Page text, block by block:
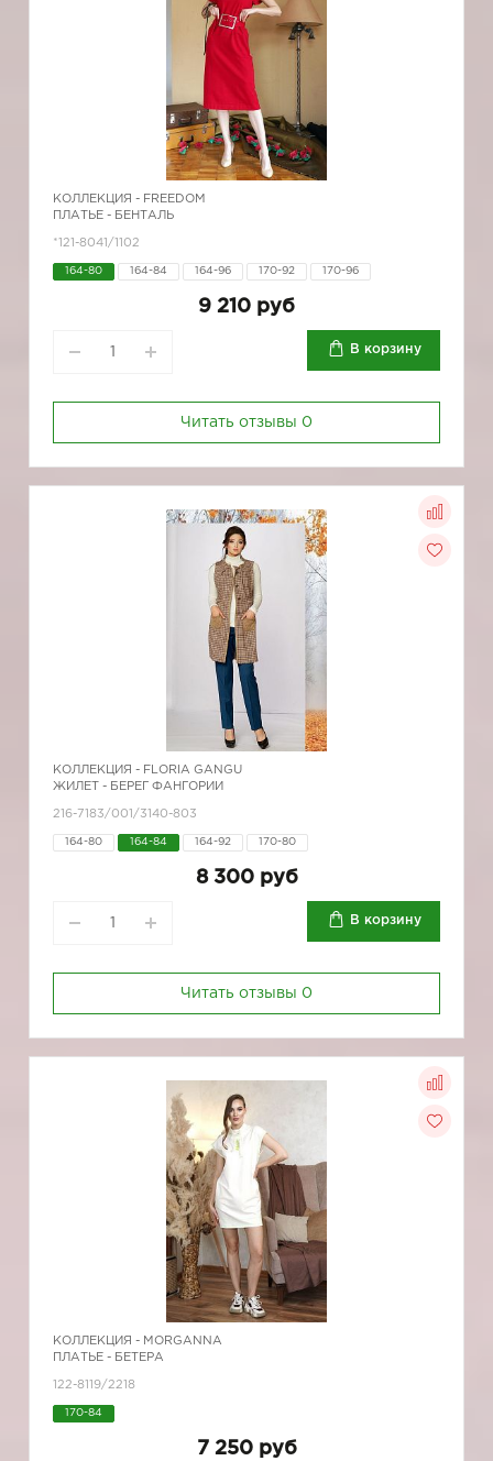
КОЛЛЕКЦИЯ - FREEDOM
ПЛАТЬЕ - БЕНТАЛЬ
*121-8041/1102
164-80 164-84 164-96 170-92 170-96
9 210 руб
В корзину
Читать отзывы 0
КОЛЛЕКЦИЯ - FLORIA GANGU
ЖИЛЕТ - БЕРЕГ ФАНГОРИИ
216-7183/001/3140-803
164-80 164-84 164-92 170-80
8 300 руб
В корзину
Читать отзывы 0
КОЛЛЕКЦИЯ - MORGANNA
ПЛАТЬЕ - БЕТЕРА
122-8119/2218
170-84
7 250 руб